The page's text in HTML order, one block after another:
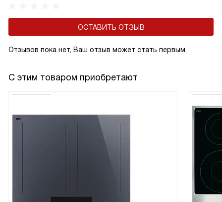
ОСТАВИТЬ ОТЗЫВ
Отзывов пока нет, Ваш отзыв может стать первым.
С этим товаром приобретают